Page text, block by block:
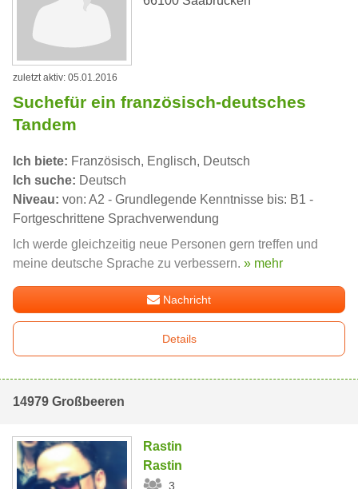
zuletzt aktiv: 05.01.2016
Suchefür ein französisch-deutsches
Tandem
Ich biete: Französisch, Englisch, Deutsch
Ich suche: Deutsch
Niveau: von: A2 - Grundlegende Kenntnisse bis: B1 -
Fortgeschrittene Sprachverwendung
Ich werde gleichzeitig neue Personen gern treffen und
meine deutsche Sprache zu verbessern. » mehr
Nachricht
Details
14979 Großbeeren
Rastin
Rastin
3